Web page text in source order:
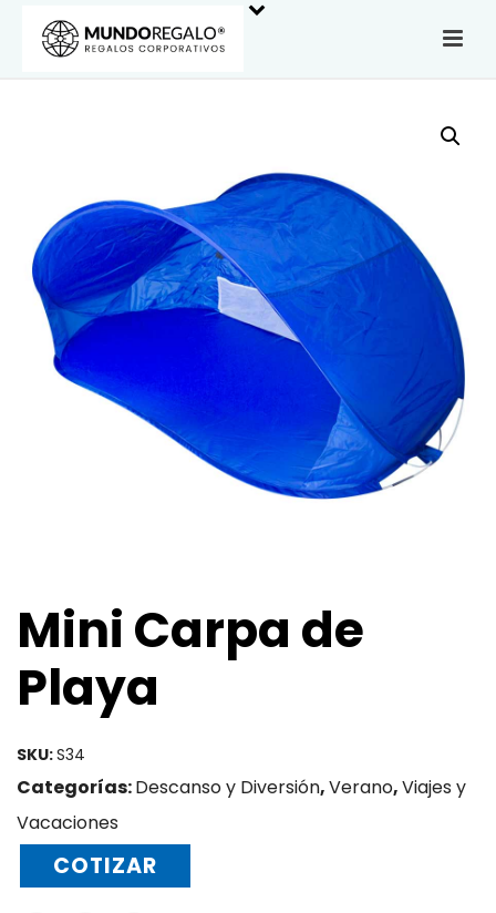
Mini Carpa de
Playa
SKU:S34
Categorías:Descanso y Diversión,Verano,Viajes y
Vacaciones
COTIZAR